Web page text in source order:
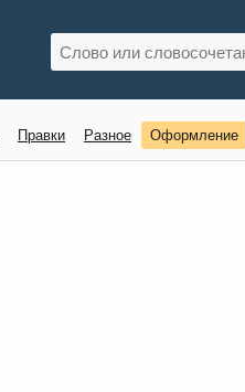
Правки Разное Оформление